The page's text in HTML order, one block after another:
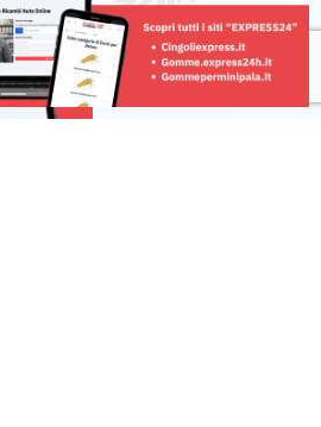
prodotti agroalimentari freschi e di
qualità proveniente dalle aziende
agricole e zootecniche del territorio.
La misura punta a rafforzare […]